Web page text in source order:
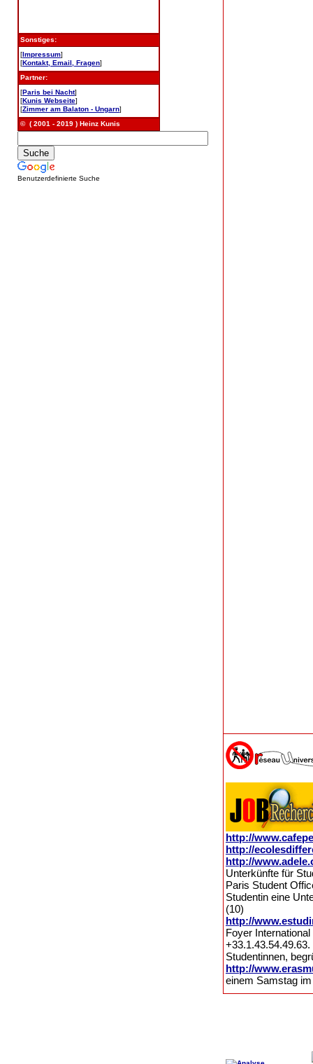
Sonstiges:
[Impressum]
[Kontakt, Email, Fragen]
Partner:
[Paris bei Nacht]
[Kunis Webseite]
[Zimmer am Balaton - Ungarn]
© ( 2001 - 2019 ) Heinz Kunis
Benutzerdefinierte Suche
http://
http://
http://
Unterkünfte für
Paris Student
Studentin eine
(10)
http://
Foyer
Studentinnen,
http://
einem Samstag